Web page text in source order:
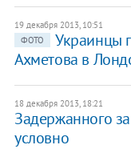
19 декабря 2013, 10:51
ФОТО
Украинцы
Ахметова в
18 декабря 2013, 18:21
Задержанного
условно